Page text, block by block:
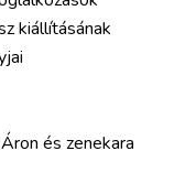
kiállításának
és zenekara